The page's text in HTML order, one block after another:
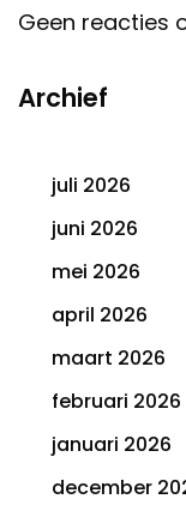
Geen reacties
Archief
juli 2026
juni 2026
mei 2026
april 2026
maart 2026
februari 2026
januari 2026
december